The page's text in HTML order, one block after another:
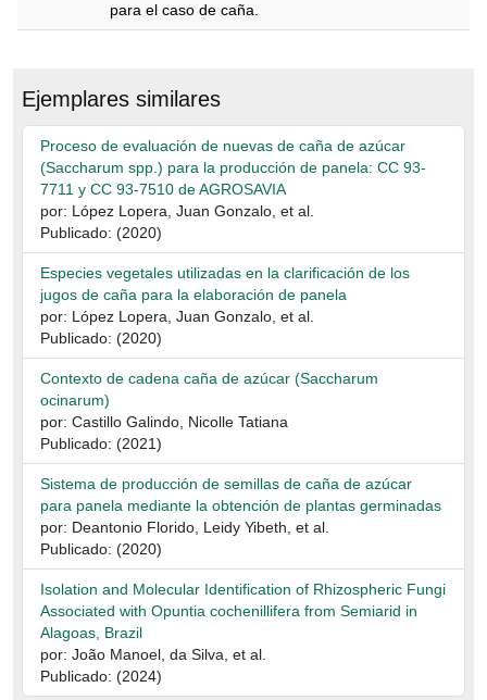
para el caso de caña.
Ejemplares similares
Proceso de evaluación de nuevas de caña de azúcar
(Saccharum spp.) para la producción de panela: CC 93-
7711 y CC 93-7510 de AGROSAVIA
por: López Lopera, Juan Gonzalo, et al.
Publicado: (2020)
Especies vegetales utilizadas en la clarificación de los
jugos de caña para la elaboración de panela
por: López Lopera, Juan Gonzalo, et al.
Publicado: (2020)
Contexto de cadena caña de azúcar (Saccharum
ocinarum)
por: Castillo Galindo, Nicolle Tatiana
Publicado: (2021)
Sistema de producción de semillas de caña de azúcar
para panela mediante la obtención de plantas germinadas
por: Deantonio Florido, Leidy Yibeth, et al.
Publicado: (2020)
Isolation and Molecular Identification of Rhizospheric Fungi
Associated with Opuntia cochenillifera from Semiarid in
Alagoas, Brazil
por: João Manoel, da Silva, et al.
Publicado: (2024)